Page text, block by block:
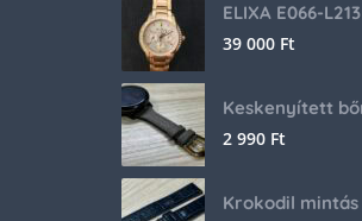
ELIXA E066-L213
39 000 Ft
2 990 Ft